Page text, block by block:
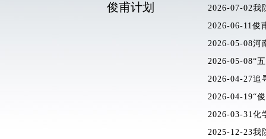
俊甫计划 2026-07-02我
2026-06-11俊
2026-05-08河
2026-05-08“
2026-04-27追
2026-04-19“
2026-03-31化
2025-12-23我